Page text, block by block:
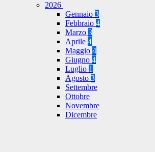
2026
Gennaio 3
Febbraio 4
Marzo 3
Aprile 4
Maggio 4
Giugno 4
Luglio 1
Agosto 3
Settembre
Ottobre
Novembre
Dicembre